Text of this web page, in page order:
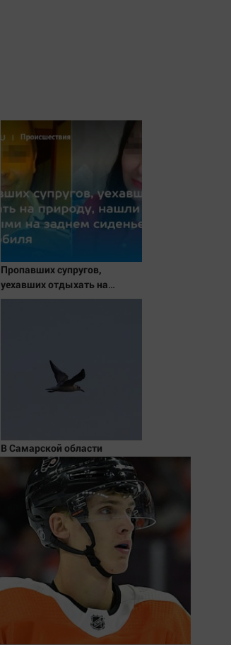
Пропавших супругов,
уехавших отдыхать на
природу, нашли мертвыми
В Самарской области
объявлен отбой
возможности атаки с
воздуха